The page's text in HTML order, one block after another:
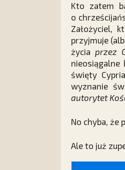
Kto zatem
o
Założyciel,
przyjmuje
życiaprzez
nieosiągalne
święty
wyznanie
autorytet
No chyba, że
Ale to już